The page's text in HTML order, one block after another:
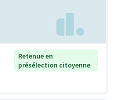
Retenue en
présélection citoyenne